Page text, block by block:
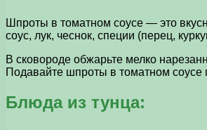
Шпроты в томатном соусе — это
соус, лук, чеснок, специи (перец,
В сковороде обжарьте мелко
Подавайте шпроты в томатном соусе
Блюда из тунца: